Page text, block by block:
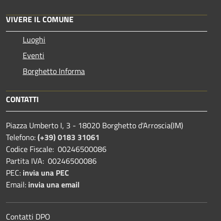
VIVERE IL COMUNE
Luoghi
Eventi
Borghetto Informa
CONTATTI
Piazza Umberto I, 3 - 18020 Borghetto d'Arroscia(IM)
Telefono:(+39) 0183 31061
Codice Fiscale: 00246500086
Partita IVA: 00246500086
PEC: invia una PEC
Email: invia una email
Contatti DPO